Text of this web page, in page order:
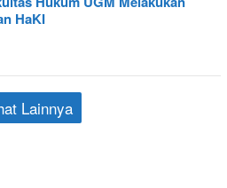
HaKI
Lainnya